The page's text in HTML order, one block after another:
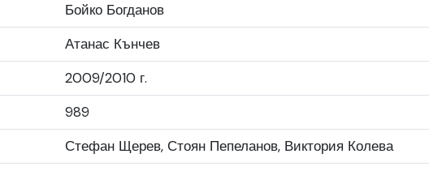
Средно
Народен театър „Иван Вазов“, гр. София, България
Бойко Богданов
Атанас Кънчев
2009/2010 г.
989
Стефан Щерев, Стоян Пепеланов, Виктория Колева